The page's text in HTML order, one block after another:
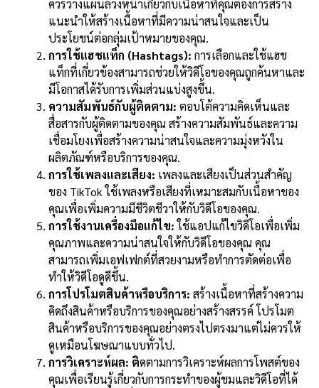
ควรวางแผนล่วงหน้าเกี่ยวกับเนื้อหาที่คุณต้องการสร้าง
แนะนำให้สร้างเนื้อหาที่มีความน่าสนใจและเป็น
ประโยชน์ต่อกลุ่มเป้าหมายของคุณ.
การใช้แฮชแท็ก (Hashtags): การเลือกและใช้แฮช
แท็กที่เกี่ยวข้องสามารถช่วยให้วิดีโอของคุณถูกค้นหาและ
มีโอกาสได้รับการเพิ่มส่วนแบ่งสูงขึ้น.
ความสัมพันธ์กับผู้ติดตาม: ตอบโต้ความคิดเห็นและ
สื่อสารกับผู้ติดตามของคุณ สร้างความสัมพันธ์และความ
เชื่อมโยงเพื่อสร้างความน่าสนใจและความมุ่งหวังใน
ผลิตภัณฑ์หรือบริการของคุณ.
การใช้เพลงและเสียง: เพลงและเสียงเป็นส่วนสำคัญ
ของ TikTok ใช้เพลงหรือเสียงที่เหมาะสมกับเนื้อหาของ
คุณเพื่อเพิ่มความมีชีวิตชีวาให้กับวิดีโอของคุณ.
การใช้งานเครื่องมือแก้ไข:ใช้แอปแก้ไขวิดีโอเพื่อเพิ่ม
คุณภาพและความน่าสนใจให้กับวิดีโอของคุณ คุณ
สามารถเพิ่มเอฟเฟกต์ที่สวยงามหรือทำการตัดต่อเพื่อ
ทำให้วิดีโอดูดีขึ้น.
การโปรโมตสินค้าหรือบริการ: สร้างเนื้อหาที่สร้างความ
คิดถึงสินค้าหรือบริการของคุณอย่างสร้างสรรค์ โปรโมต
สินค้าหรือบริการของคุณอย่างตรงไปตรงมาแต่ไม่ควรให้
ดูเหมือนโฆษณาแบบทั่วไป.
การวิเคราะห์ผล: ติดตามการวิเคราะห์ผลการโพสต์ของ
คุณเพื่อเรียนรู้เกี่ยวกับการกระทำของผู้ชมและวิดีโอที่ได้